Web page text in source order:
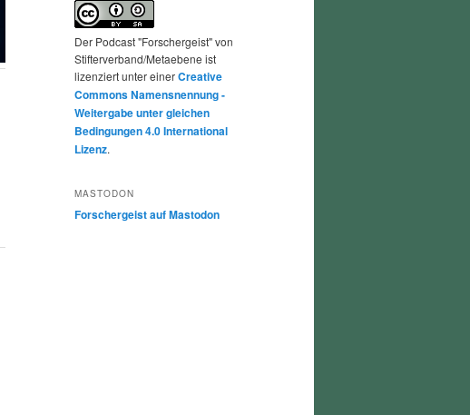
Der Podcast "Forschergeist" von
Stifterverband/Metaebene ist
lizenziert unter einerCreative
Commons Namensnennung -
Weitergabe unter gleichen
Bedingungen 4.0 International
Lizenz.
MASTODON
Forschergeist auf Mastodon